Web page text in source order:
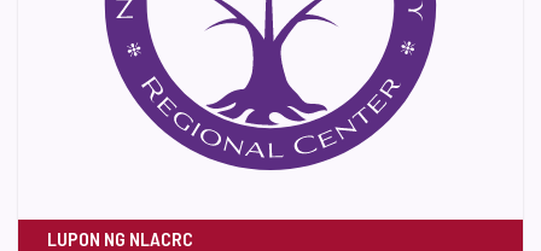
LUPON NG NLACRC